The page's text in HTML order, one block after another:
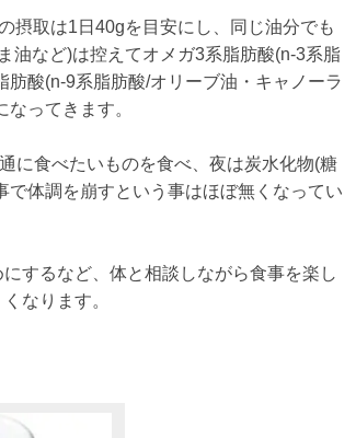
摂取は1日40gを目安にし、同じ油分でも
油など)は控えてオメガ3系脂肪酸(n-3系脂
酸(n-9系脂肪酸/オリーブ油・キャノーラ
ってきます。
に食べたいものを食べ、夜は炭水化物(糖
体調を崩すという事はほぼ無くなってい
するなど、体と相談しながら食事を楽し
なります。